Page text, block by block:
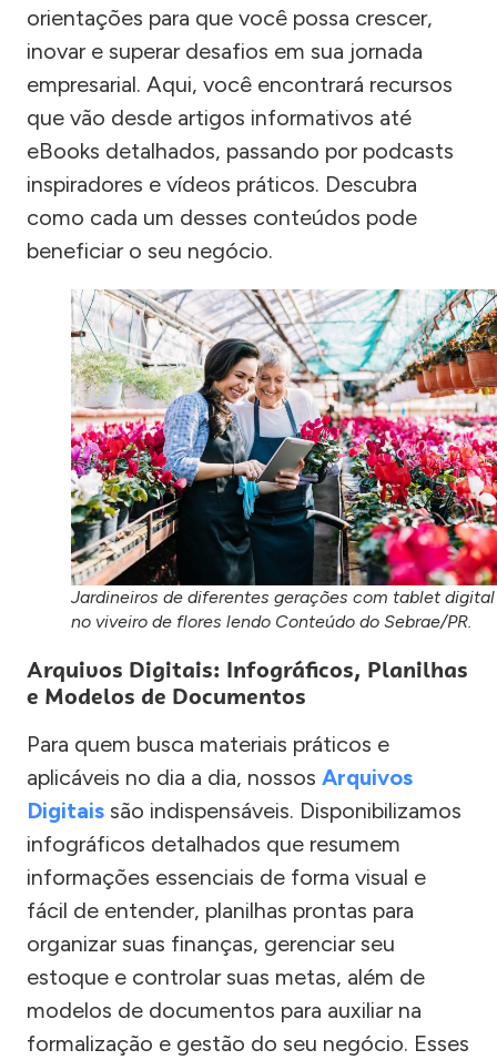
orientações para que você possa crescer,
inovar e superar desafios em sua jornada
empresarial. Aqui, você encontrará recursos
que vão desde artigos informativos até
eBooks detalhados, passando por podcasts
inspiradores e vídeos práticos. Descubra
como cada um desses conteúdos pode
beneficiar o seu negócio.
Jardineiros de diferentes gerações com tablet digital
no viveiro de flores lendo Conteúdo do Sebrae/PR.
Arquivos Digitais: Infográficos, Planilhas
e Modelos de Documentos
Para quem busca materiais práticos e
aplicáveis no dia a dia, nossos Arquivos
Digitais são indispensáveis. Disponibilizamos
infográficos detalhados que resumem
informações essenciais de forma visual e
fácil de entender, planilhas prontas para
organizar suas finanças, gerenciar seu
estoque e controlar suas metas, além de
modelos de documentos para auxiliar na
formalização e gestão do seu negócio. Esses